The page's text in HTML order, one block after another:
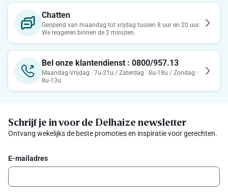
Chatten
Geopend van maandag tot vrijdag tussen 8 uur en 20 uur.
We reageren binnen de 2 minuten.
Bel onze klantendienst : 0800/957.13
Maandag-Vrijdag : 7u-21u / Zaterdag : 8u-18u / Zondag :
8u-13u
Schrijf je in voor de Delhaize newsletter
Ontvang wekelijks de beste promoties en inspiratie voor gerechten.
E-mailadres